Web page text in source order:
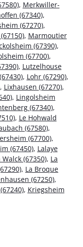
, Merkwiller-
(67340),
(67270),
, Marmoutier
(67390),
(67700),
, Lutzelhouse
, Lohr (67290),
, Lixhausen (67270),
, Lingolsheim
(67340),
, Le Hohwald
(67580),
(67700),
(67450), Lalaye
Walck (67350), La
, La Broque
(67250),
, Kriegsheim